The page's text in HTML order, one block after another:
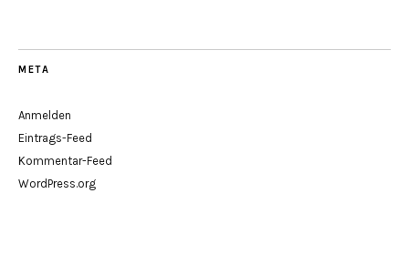
META
Anmelden
Eintrags-Feed
Kommentar-Feed
WordPress.org